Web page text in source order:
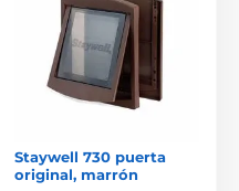
Staywell 730 puerta
original, marrón